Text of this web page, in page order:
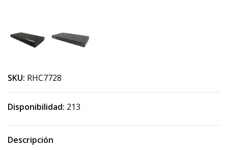
SKU: RHC7728
Disponibilidad: 213
Descripción